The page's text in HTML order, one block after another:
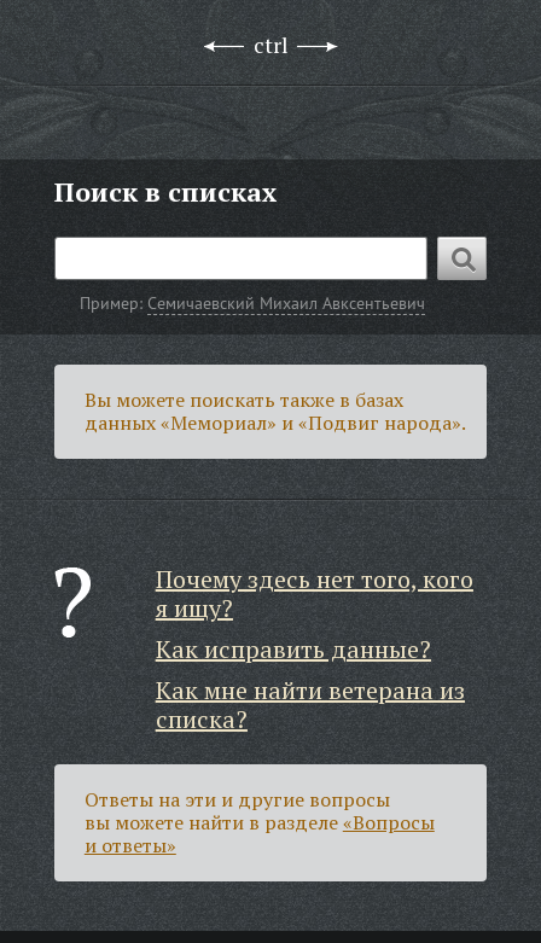
ctrl
Поиск в списках
Пример: Семичаевский Михаил Авксентьевич
Вы можете поискать также в базах
данных «Мемориал» и «Подвиг народа».
Почему здесь нет того, кого
я ищу?
Как исправить данные?
Как мне найти ветерана из
списка?
Ответы на эти и другие вопросы
вы можете найти в разделе«Вопросы
и ответы»